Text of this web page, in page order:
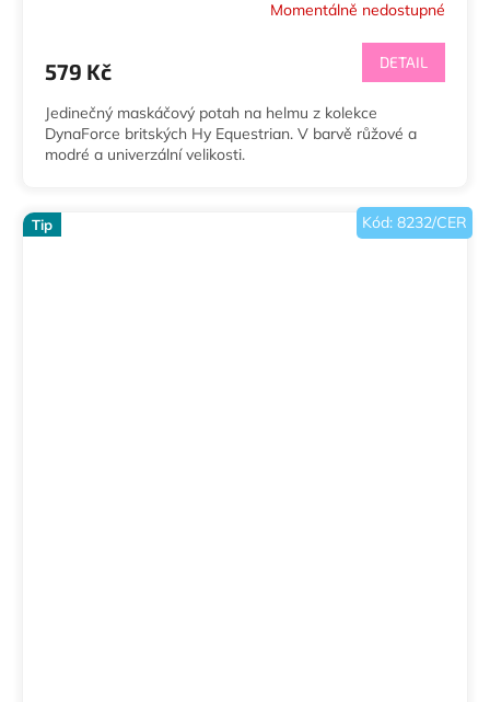
Momentálně nedostupné
579 Kč DETAIL
Jedinečný maskáčový potah na helmu z kolekce
DynaForce britských Hy Equestrian. V barvě růžové a
modré a univerzální velikosti.
Tip Kód: 8232/CER